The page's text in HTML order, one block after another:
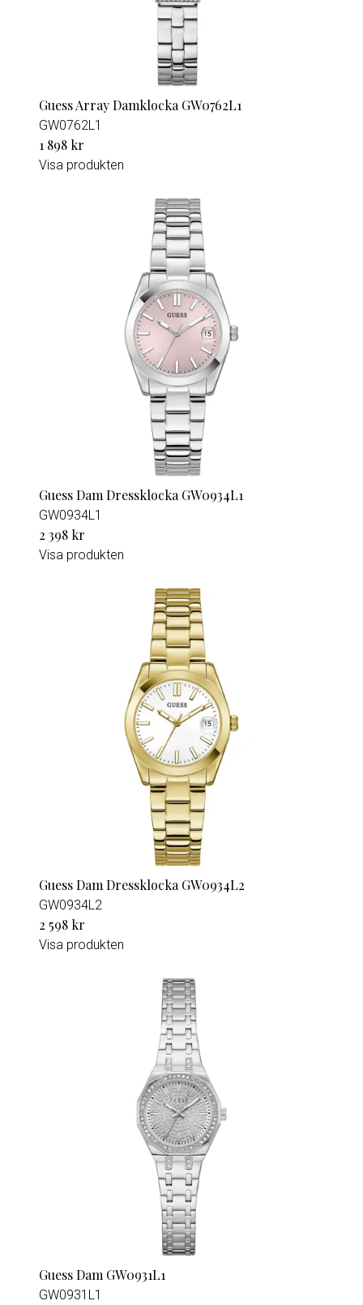
Guess Array Damklocka GW0762L1
GW0762L1
1 898 kr
Visa produkten
Guess Dam Dressklocka GW0934L1
GW0934L1
2 398 kr
Visa produkten
Guess Dam Dressklocka GW0934L2
GW0934L2
2 598 kr
Visa produkten
Guess Dam GW0931L1
GW0931L1